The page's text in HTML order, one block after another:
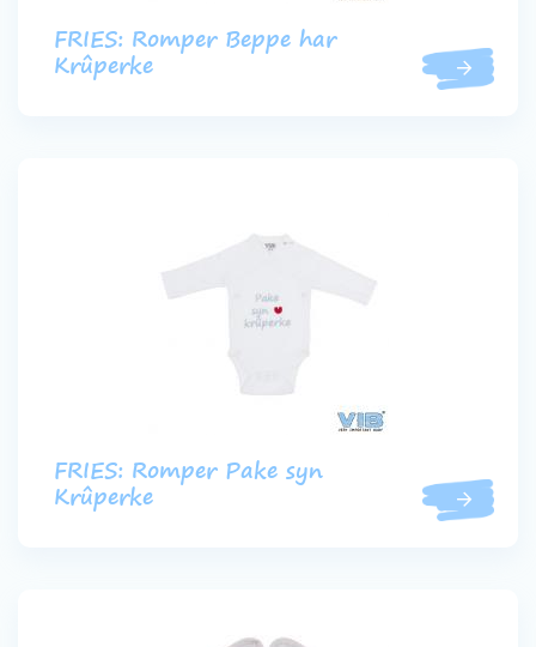
FRIES: Romper Beppe har
Krûperke
FRIES: Romper Pake syn
Krûperke